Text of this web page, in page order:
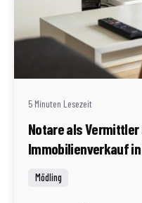
Geschrieben von
Redaktion
5 Minuten Lesezeit
Notare als
Immobilienverkauf
Mödling